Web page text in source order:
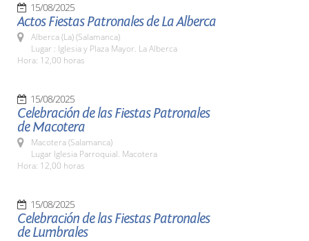
15/08/2025
Actos Fiestas Patronales de La Alberca
Alberca (La) (Salamanca)
Lugar : Iglesia y Plaza Mayor. La Alberca
Hora: 12,00 horas
15/08/2025
Celebración de las Fiestas Patronales
de Macotera
Macotera (Salamanca)
Lugar Iglesia Parroquial. Macotera
Hora: 12,00 horas
15/08/2025
Celebración de las Fiestas Patronales
de Lumbrales